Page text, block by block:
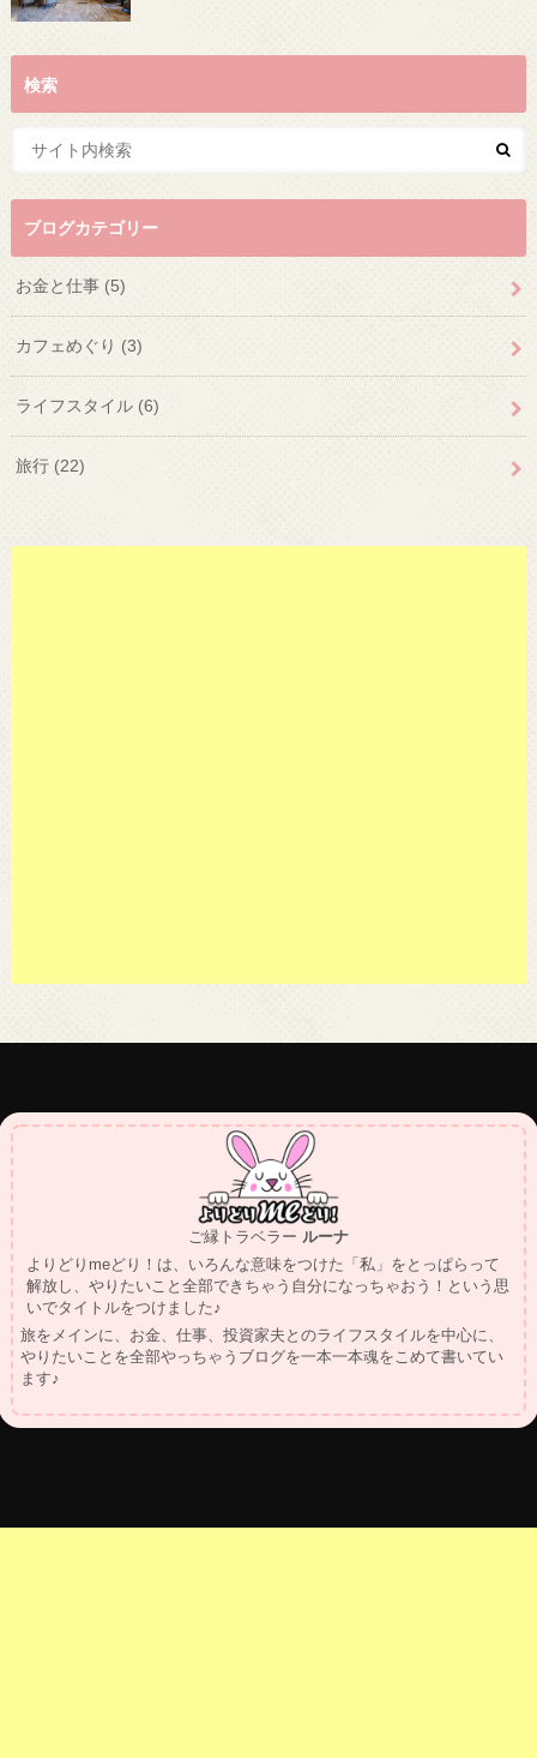
検索
ブログカテゴリー
お金と仕事 (5)
カフェめぐり (3)
ライフスタイル (6)
旅行 (22)
ご縁トラベラー ルーナ
よりどりmeどり！は、いろんな意味をつけた「私」をとっぱらって
解放し、やりたいこと全部できちゃう自分になっちゃおう！という思
いでタイトルをつけました♪
旅をメインに、お金、仕事、投資家夫とのライフスタイルを中心に、
やりたいことを全部やっちゃうブログを一本一本魂をこめて書いてい
ます♪